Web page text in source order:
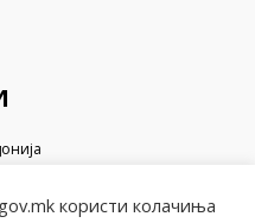
користи колачиња